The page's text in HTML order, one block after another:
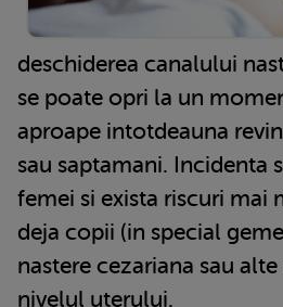
deschiderea canalului
se poate opri la un
aproape intotdeauna
sau saptamani. Incidenta
femei si exista riscuri mai
deja copii (in special
nastere cezariana sau
nivelul uterului.